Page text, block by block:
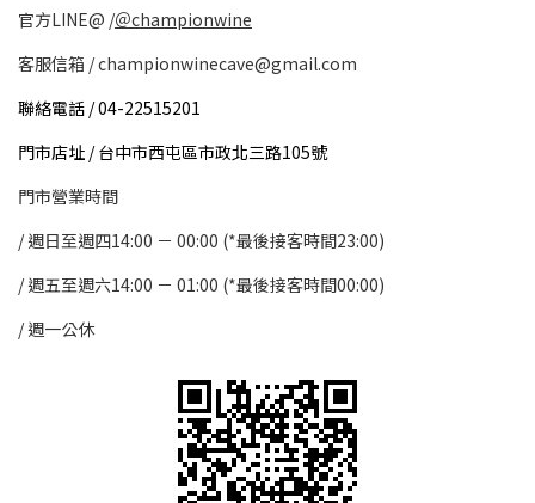
官方LINE@ /＠championwine
客服信箱 / championwinecave@gmail.com
聯絡電話 / 04-22515201
門市店址 / 台中市西屯區市政北三路105號
門市營業時間
/ 週日至週四14:00 － 00:00 (*最後接客時間23:00)
/週五至週六14:00 － 01:00 (*最後接客時間00:00)
/週一公休